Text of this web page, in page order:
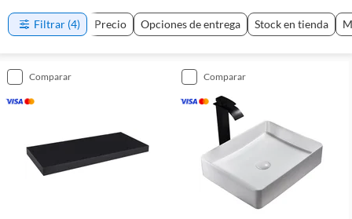
Filtrar (4) Precio Opciones de entrega Stock en tienda
comparar comparar